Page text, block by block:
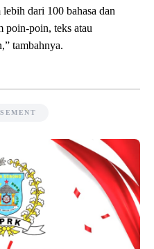
dari 100 bahasa dan
poin-poin, teks atau
tambahnya.